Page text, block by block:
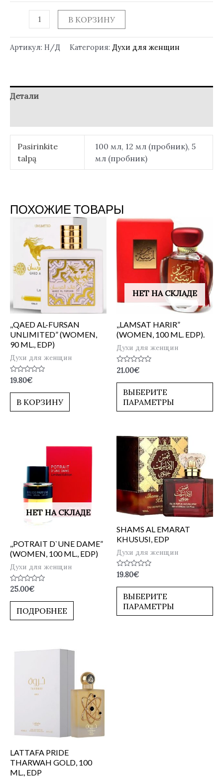
В КОРЗИНУ
Артикул: Н/Д Категория: Духи для женщин
Детали
Pasirinkite
talpą
100 мл, 12 мл (пробник), 5
мл (пробник)
ПОХОЖИЕ ТОВАРЫ
,,QAED AL-FURSAN
UNLIMITED” (WOMEN,
90 ML., EDP)
Духи для женщин
Оценка
0
из
19.80€
В КОРЗИНУ
НЕТ НА СКЛАДЕ
,,LAMSAT HARIR”
(WOMEN, 100 ML. EDP).
Духи для женщин
Оценка
0
из
21.00€
ВЫБЕРИТЕ
ПАРАМЕТРЫ
НЕТ НА СКЛАДЕ
,,POTRAIT D`UNE DAME”
(WOMEN, 100 ML., EDP)
Духи для женщин
Оценка
из
25.00€
ПОДРОБНЕЕ
SHAMS AL EMARAT
KHUSUSI, EDP
Духи для женщин
Оценка
из
19.80€
ВЫБЕРИТЕ
ПАРАМЕТРЫ
LATTAFA PRIDE
THARWAH GOLD, 100
ML., EDP